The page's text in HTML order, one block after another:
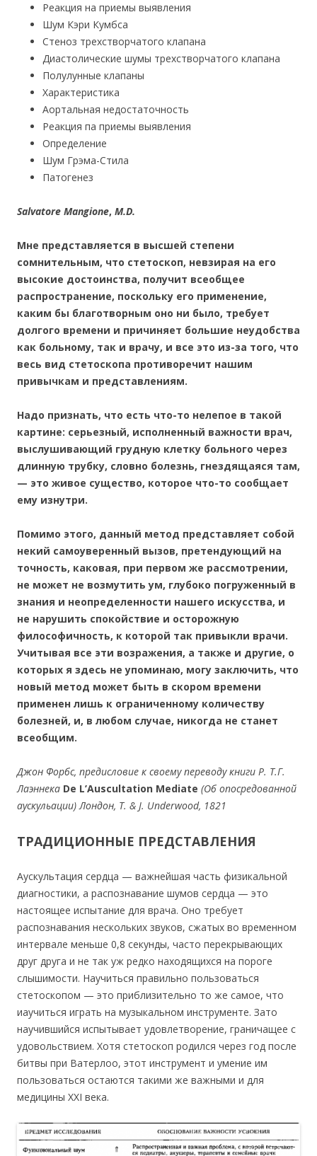
Реакция на приемы выявления
Шум Кэри Кумбса
Стеноз трехстворчатого клапана
Диастолические шумы трехстворчатого клапана
Полулунные клапаны
Характеристика
Аортальная недостаточность
Реакция па приемы выявления
Определение
Шум Грэма-Стила
Патогенез
Salvatore Mangione, M.D.
Мне представляется в высшей степени
сомнительным, что стетоскоп, невзирая на его
высокие достоинства, получит всеобщее
распространение, поскольку его применение,
каким бы благотворным оно ни было, требует
долгого времени и причиняет большие неудобства
как больному, так и врачу, и все это из-за того, что
весь вид стетоскопа противоречит нашим
привычкам и представлениям.
Надо признать, что есть что-то нелепое в такой
картине: серьезный, исполненный важности врач,
выслушивающий грудную клетку больного через
длинную трубку, словно болезнь, гнездящаяся там,
— это живое существо, которое что-то сообщает
ему изнутри.
Помимо этого, данный метод представляет собой
некий самоуверенный вызов, претендующий на
точность, каковая, при первом же рассмотрении,
не может не возмутить ум, глубоко погруженный в
знания и неопределенности нашего искусства, и
не нарушить спокойствие и осторожную
философичность, к которой так привыкли врачи.
Учитывая все эти возражения, а также и другие, о
которых я здесь не упоминаю, могу заключить, что
новый метод может быть в скором времени
применен лишь к ограниченному количеству
болезней, и, в любом случае, никогда не станет
всеобщим.
Джон Форбс, предисловие к своему переводу книги Р. Т.Г.
Лаэннека De L’Auscultation Mediate (Об опосредованной
аускульации) Лондон, Т. & J. Underwood, 1821
ТРАДИЦИОННЫЕ ПРЕДСТАВЛЕНИЯ
Аускультация сердца — важнейшая часть физикальной
диагностики, а распознавание шумов сердца — это
настоящее испытание для врача. Оно требует
распознавания нескольких звуков, сжатых во временном
интервале меньше 0,8 секунды, часто перекрывающих
друг друга и не так уж редко находящихся на пороге
слышимости. Научиться правильно пользоваться
стетоскопом — это приблизительно то же самое, что
иаучиться играть на музыкальном инструменте. Зато
научившийся испытывает удовлетворение, граничащее с
удовольствием. Хотя стетоскоп родился через год после
битвы при Ватерлоо, этот инструмент и умение им
пользоваться остаются такими же важными и для
медицины XXI века.